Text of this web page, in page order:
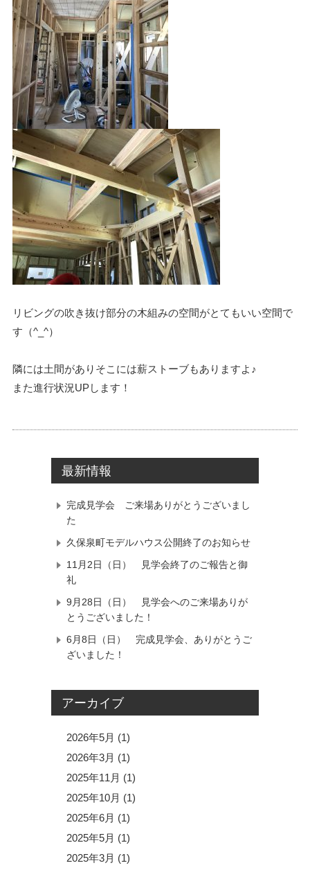
リビングの吹き抜け部分の木組みの空間がとてもいい空間で
す（^_^）
隣には土間がありそこには薪ストーブもありますよ♪
また進行状況UPします！
最新情報
完成見学会 ご来場ありがとうございまし
た
久保泉町モデルハウス公開終了のお知らせ
11月2日（日） 見学会終了のご報告と御
礼
9月28日（日） 見学会へのご来場ありが
とうございました！
6月8日（日） 完成見学会、ありがとうご
ざいました！
アーカイブ
2026年5月 (1)
2026年3月 (1)
2025年11月 (1)
2025年10月 (1)
2025年6月 (1)
2025年5月 (1)
2025年3月 (1)